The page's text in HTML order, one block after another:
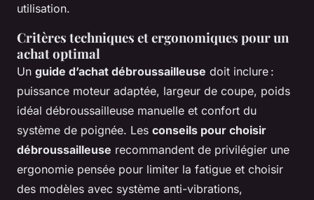
utilisation.
Critères techniques et ergonomiques pour un
achat optimal
Un guide d’achat débroussailleuse doit inclure :
puissance moteur adaptée, largeur de coupe, poids
idéal débroussailleuse manuelle et confort du
système de poignée. Les conseils pour choisir
débroussailleuse recommandent de privilégier une
ergonomie pensée pour limiter la fatigue et choisir
des modèles avec système anti-vibrations,